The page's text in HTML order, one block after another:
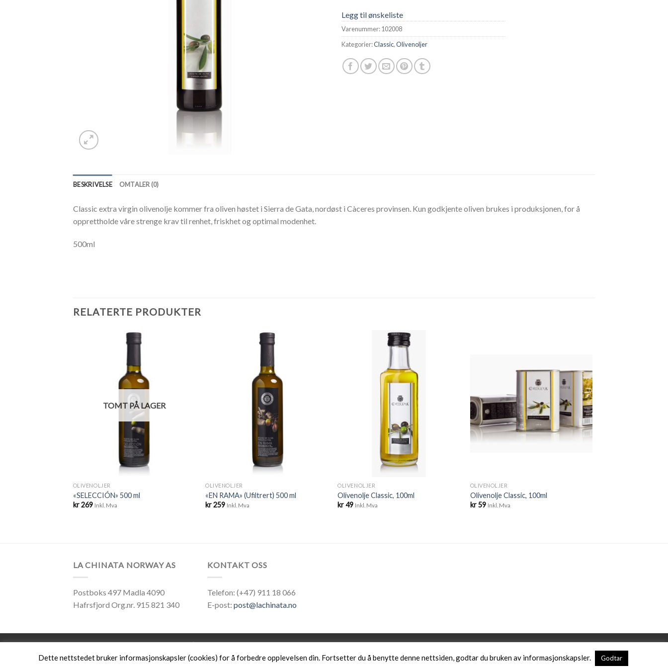
Legg til ønskeliste
Varenummer:102008
Kategorier:Classic,Olivenoljer
BESKRIVELSE OMTALER (0)
Classic extra virgin olivenolje kommer fra oliven høstet i Sierra de Gata, nordøst i Càceres provinsen. Kun godkjente oliven brukes i produksjonen, for å
opprettholde våre strenge krav til renhet, friskhet og optimal modenhet.
500ml
RELATERTE PRODUKTER
TOMT PÅ LAGER
OLIVENOLJER
«SELECCIÓN» 500 ml
kr269 Inkl. Mva
OLIVENOLJER
«EN RAMA» (Ufiltrert) 500 ml
kr259 Inkl. Mva
OLIVENOLJER
Olivenolje Classic, 100ml
kr49 Inkl. Mva
OLIVENOLJER
Olivenolje Classic, 100ml
kr59 Inkl. Mva
LA CHINATA NORWAY AS
Postboks 497 Madla 4090
Hafrsfjord Org.nr. 915 821 340
KONTAKT OSS
Telefon: (+47) 911 18 066
E-post: post@lachinata.no
OM LACHINATA KONTAKT OSS MIN ØNSKELISTE SALGS- OG LEVERINGSBETINGELSER ARRANGEMENTER
Nettside levert av CoreTrek AS
Dette nettstedet bruker informasjonskapsler (cookies) for å forbedre opplevelsen din. Fortsetter du å benytte denne nettsiden, godtar du bruken av informasjonskapsler. Godtar